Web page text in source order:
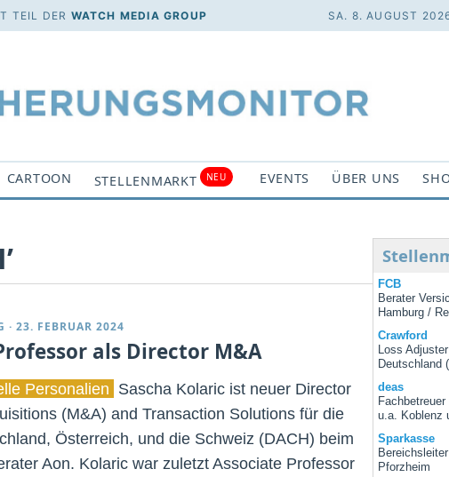
TEIL DER WATCH MEDIA GROUP SA. 8. AUGUST
CARTOON STELLENMARKT NEU EVENTS ÜBER UNS
· 23. FEBRUAR 2024
als Director M&A
Personalien Sascha Kolaric ist neuer Director
(M&A) and Transaction Solutions für die
Österreich, und die Schweiz (DACH) beim
Aon. Kolaric war zuletzt Associate Professor
FCB
Berater
Hamburg /
Crawford
Loss
Deutschland
deas
u.a. Koblenz
Sparkasse
Pforzheim